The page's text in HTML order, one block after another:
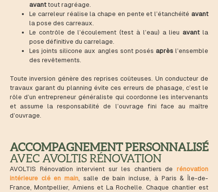
avanttout ragréage.
Le carreleur réalise la chape en pente et l’étanchéité avant
la pose des carreaux.
Le contrôle de l’écoulement (test à l’eau) a lieu avantla
pose définitive du carrelage.
Les joints silicone aux angles sont posés aprèsl’ensemble
des revêtements.
Toute inversion génère des reprises coûteuses. Un conducteur de
travaux garant du planning évite ces erreurs de phasage, c’est le
rôle d’un entrepreneur généraliste qui coordonne les intervenants
et assume la responsabilité de l’ouvrage fini face au maître
d’ouvrage.
ACCOMPAGNEMENT PERSONNALISÉ
AVEC AVOLTIS RÉNOVATION
AVOLTIS Rénovation intervient sur les chantiers de rénovation
intérieure clé en main, salle de bain incluse, à Paris & Île-de-
France, Montpellier, Amiens et La Rochelle. Chaque chantier est